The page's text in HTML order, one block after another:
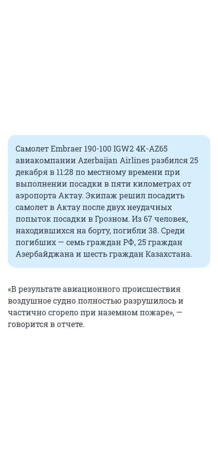
Самолет Embraer 190-100 IGW2 4K-AZ65
авиакомпании Azerbaijan Airlines разбился 25
декабря в 11:28 по местному времени при
выполнении посадки в пяти километрах от
аэропорта Актау. Экипаж решил посадить
самолет в Актау после двух неудачных
попыток посадки в Грозном. Из 67 человек,
находившихся на борту, погибли 38. Среди
погибших — семь граждан РФ, 25 граждан
Азербайджана и шесть граждан Казахстана.
«В результате авиационного происшествия
воздушное судно полностью разрушилось и
частично сгорело при наземном пожаре», —
говорится в отчете.